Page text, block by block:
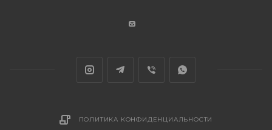
ПОЛИТИКА КОНФИДЕНЦИАЛЬНОСТИ